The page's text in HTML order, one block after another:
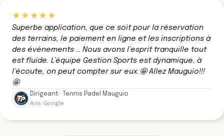
★★★★★
Superbe application, que ce soit pour la réservation
des terrains, le paiement en ligne et les inscriptions à
des événements … Nous avons l’esprit tranquille tout
est fluide. L’équipe Gestion Sports est dynamique, à
l’écoute, on peut compter sur eux.🤩 Allez Mauguio!!!
🤩
Dirigeant · Tennis Padel Mauguio
Avis Google